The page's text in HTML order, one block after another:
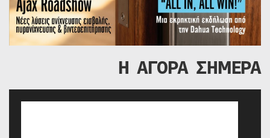
Η ΑΓΟΡΑ ΣΗΜΕΡΑ